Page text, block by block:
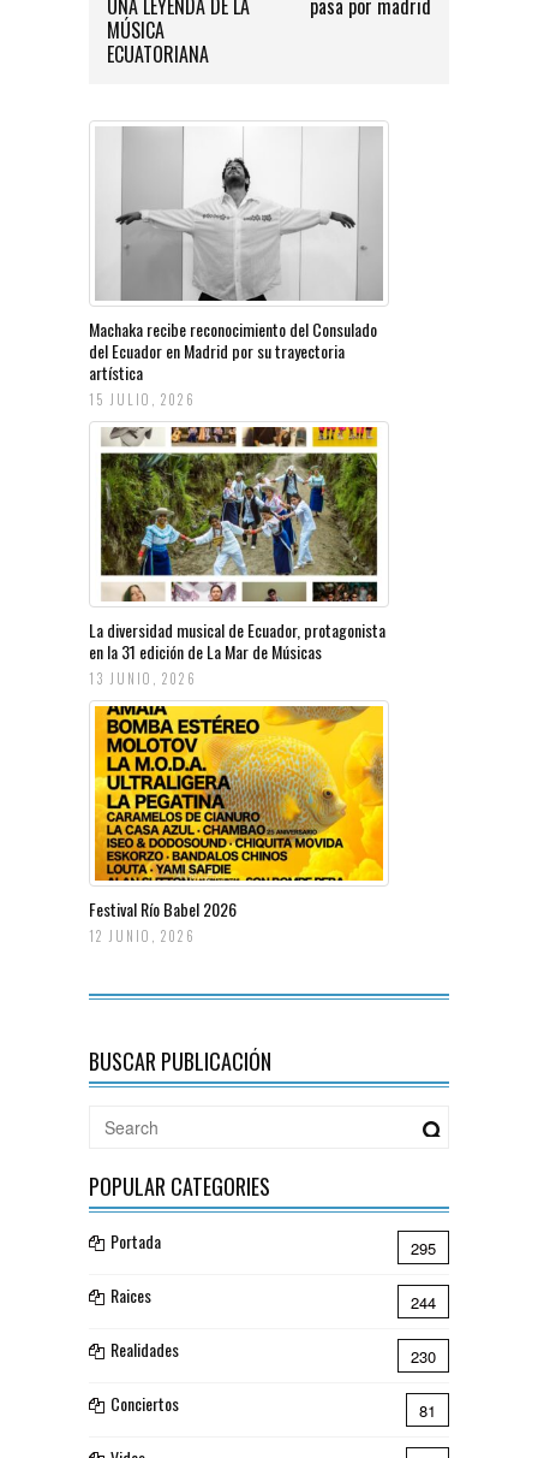
MÚSICA
ECUATORIANA
Machaka recibe reconocimiento del Consulado
del Ecuador en Madrid por su trayectoria
artística
15 JULIO, 2026
La diversidad musical de Ecuador, protagonista
en la 31 edición de La Mar de Músicas
13 JUNIO, 2026
Festival Río Babel 2026
12 JUNIO, 2026
BUSCAR PUBLICACIÓN
POPULAR CATEGORIES
Portada 295
Raices 244
Realidades 230
Conciertos 81